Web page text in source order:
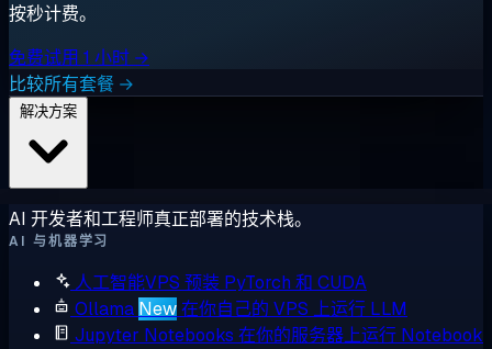
按秒计费。
免费试用 1 小时 →
比较所有套餐 →
AI 开发者和工程师真正部署的技术栈。
AI 与机器学习
人工智能VPS 预装 PyTorch 和 CUDA
Ollama New在你自己的 VPS 上运行 LLM
Jupyter Notebooks 在你的服务器上运行 Notebook